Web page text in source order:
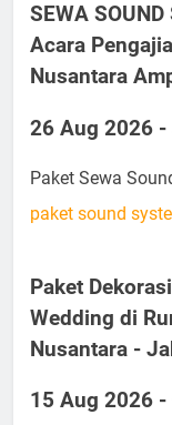
SEWA
Acara
Nusantara
26 Aug 2026
Paket Sewa
paket sound
Paket
Wedding di
Nusantara -
15 Aug 2026 -